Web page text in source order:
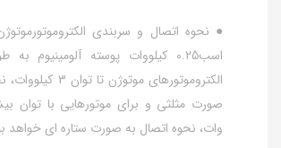
اسب0.25 کیلووات پوسته آلومینیوم
الکتروموتورهای موتوژن
وات، نحوه اتصال به صورت ستاره ای خواهد